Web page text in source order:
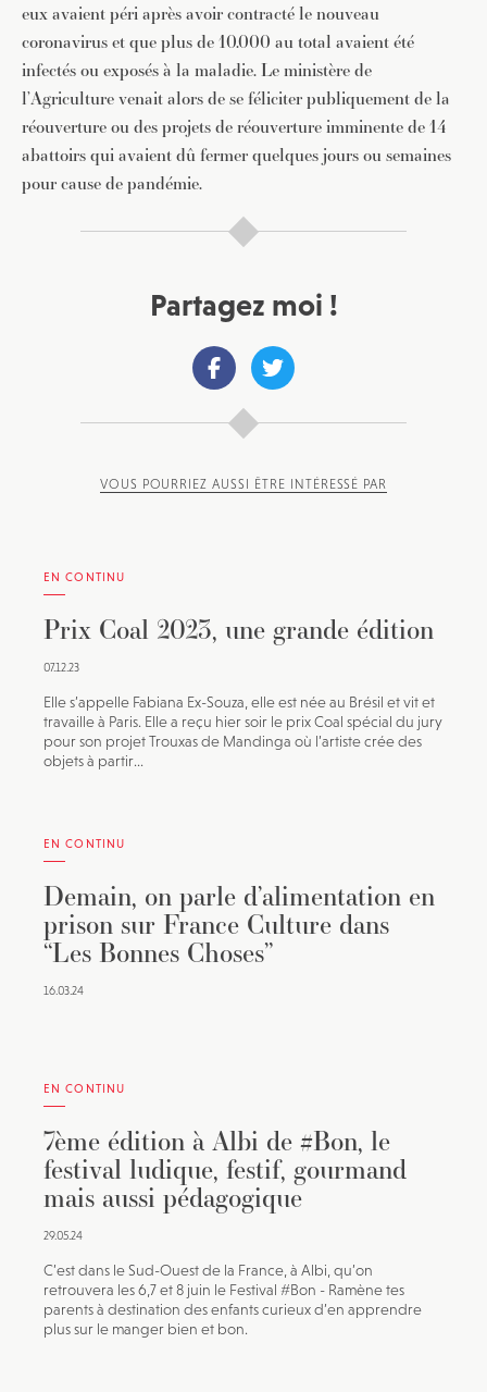
eux avaient péri après avoir contracté le nouveau
coronavirus et que plus de 10.000 au total avaient été
infectés ou exposés à la maladie. Le ministère de
l’Agriculture venait alors de se féliciter publiquement de la
réouverture ou des projets de réouverture imminente de 14
abattoirs qui avaient dû fermer quelques jours ou semaines
pour cause de pandémie.
Partagez moi !
VOUS POURRIEZ AUSSI ÊTRE INTÉRESSÉ PAR
EN CONTINU
Prix Coal 2023, une grande édition
07.12.23
Elle s’appelle Fabiana Ex-Souza, elle est née au Brésil et vit et
travaille à Paris. Elle a reçu hier soir le prix Coal spécial du jury
pour son projet Trouxas de Mandinga où l’artiste crée des
objets à partir...
EN CONTINU
Demain, on parle d’alimentation en
prison sur France Culture dans
“Les Bonnes Choses”
16.03.24
EN CONTINU
7ème édition à Albi de #Bon, le
festival ludique, festif, gourmand
mais aussi pédagogique
29.05.24
C’est dans le Sud-Ouest de la France, à Albi, qu’on
retrouvera les 6,7 et 8 juin le Festival #Bon - Ramène tes
parents à destination des enfants curieux d’en apprendre
plus sur le manger bien et bon.